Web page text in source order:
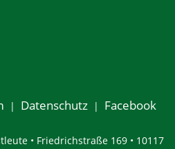
Datenschutz Facebook
• Friedrichstraße 169 • 10117